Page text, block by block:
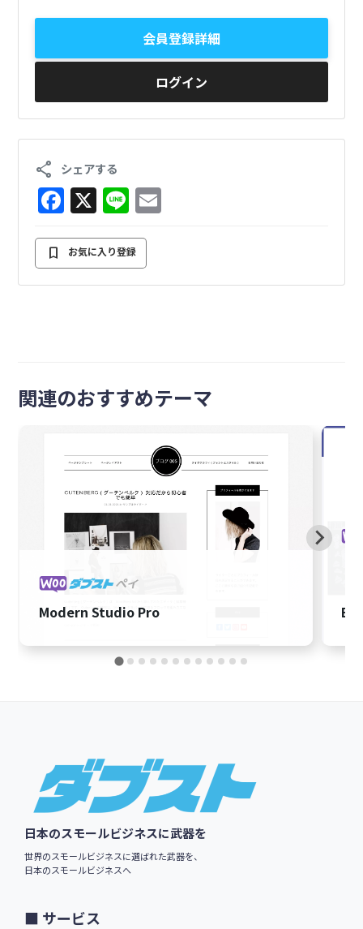
会員登録詳細
ログイン
share シェアする
F
a
c
e
k
X Li
n
e
l
bookmark お気に入り登録
関連のおすすめテーマ
Modern Studio Pro
Footer
日本のスモールビジネスに武器を
世界のスモールビジネスに選ばれた武器を、
日本のスモールビジネスへ
サービス